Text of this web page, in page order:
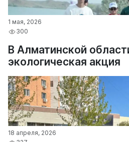
1 мая, 2026
300
В Алматинской
экологическая акция
18 апреля, 2026